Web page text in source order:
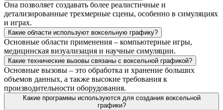
Она позволяет создавать более реалистичные и
детализированные трехмерные сцены, особенно в симуляциях
и играх.
Какие области используют воксельную графику?
Основные области применения – компьютерные игры,
медицинская визуализация и научные симуляции.
Какие технические вызовы связаны с воксельной графикой?
Основные вызовы – это обработка и хранение больших
объемов данных, а также высокие требования к
производительности оборудования.
Какие программы используются для создания воксельной
графики?